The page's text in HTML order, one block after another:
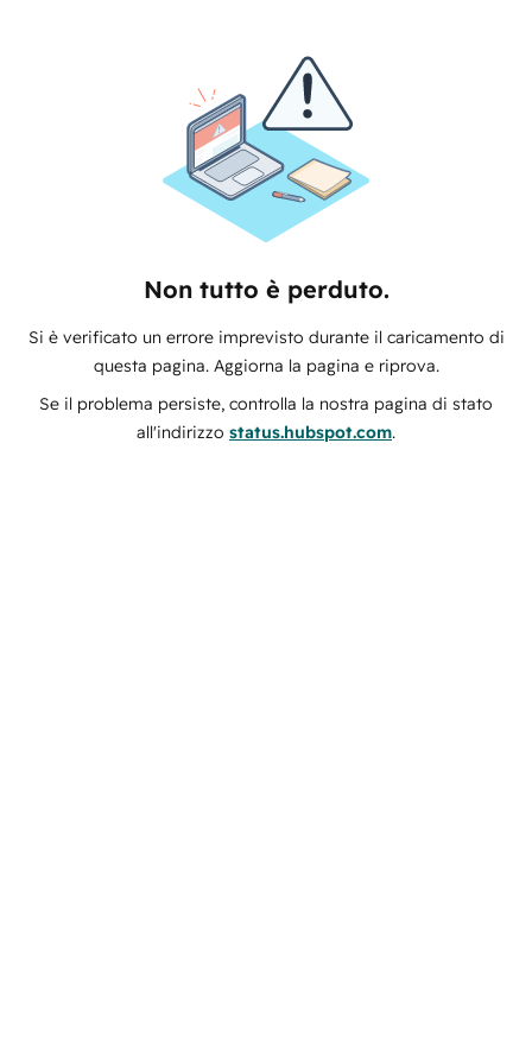
Non tutto è perduto.
Si è verificato un errore imprevisto durante il caricamento di
questa pagina. Aggiorna la pagina e riprova.
Se il problema persiste, controlla la nostra pagina di stato
all'indirizzo status.hubspot.com.